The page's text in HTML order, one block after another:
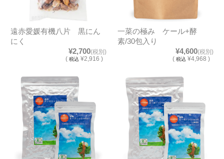
遠赤愛媛有機八片 黒にん
にく
¥2,700(税別)
(税込 ¥2,916 )
一菜の極み ケール+酵
素/30包入り
¥4,600(税別)
( 税込 ¥4,968 )